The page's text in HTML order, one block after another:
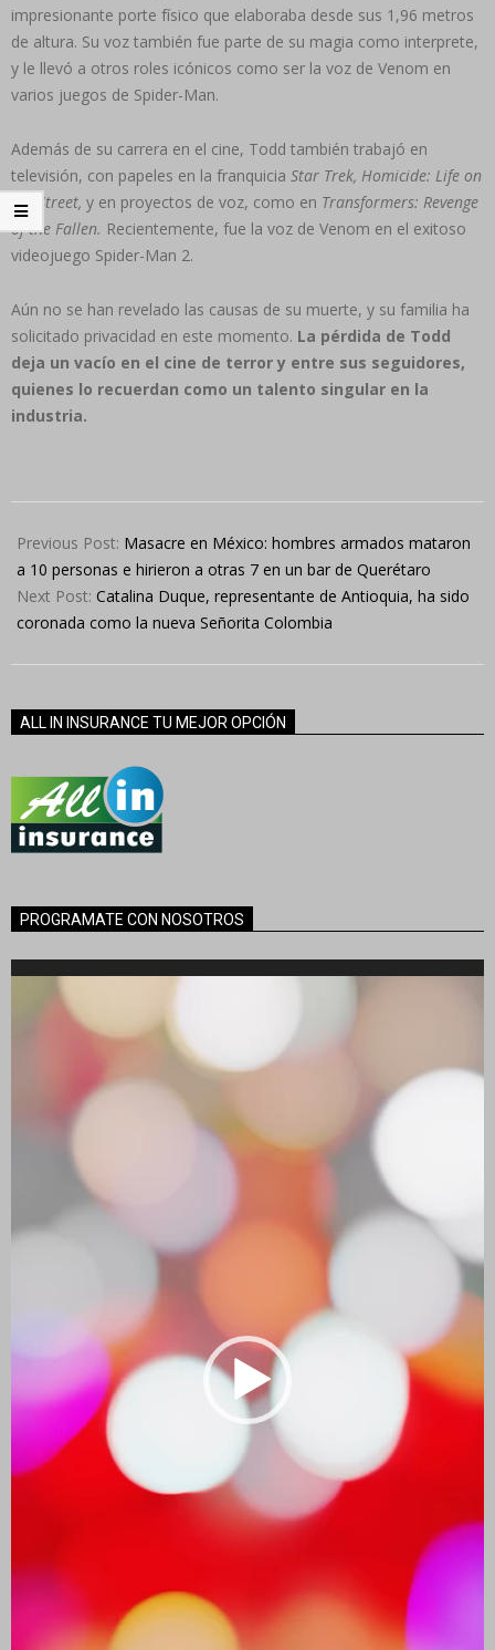
impresionante porte físico que elaboraba desde sus 1,96 metros
de altura. Su voz también fue parte de su magia como interprete,
y le llevó a otros roles icónicos como ser la voz de Venom en
varios juegos de Spider-Man.
Además de su carrera en el cine, Todd también trabajó en
televisión, con papeles en la franquicia Star Trek, Homicide: Life on
the Street, y en proyectos de voz, como en Transformers: Revenge
of the Fallen. Recientemente, fue la voz de Venom en el exitoso
videojuego Spider-Man 2.
Aún no se han revelado las causas de su muerte, y su familia ha
solicitado privacidad en este momento. La pérdida de Todd
deja un vacío en el cine de terror y entre sus seguidores,
quienes lo recuerdan como un talento singular en la
industria.
11-
12
Previous Post: Masacre en México: hombres armados mataron
a 10 personas e hirieron a otras 7 en un bar de Querétaro
Next Post: Catalina Duque, representante de Antioquia, ha sido
coronada como la nueva Señorita Colombia
ALL IN INSURANCE TU MEJOR OPCIÓN
PROGRAMATE CON NOSOTROS
Reproductor